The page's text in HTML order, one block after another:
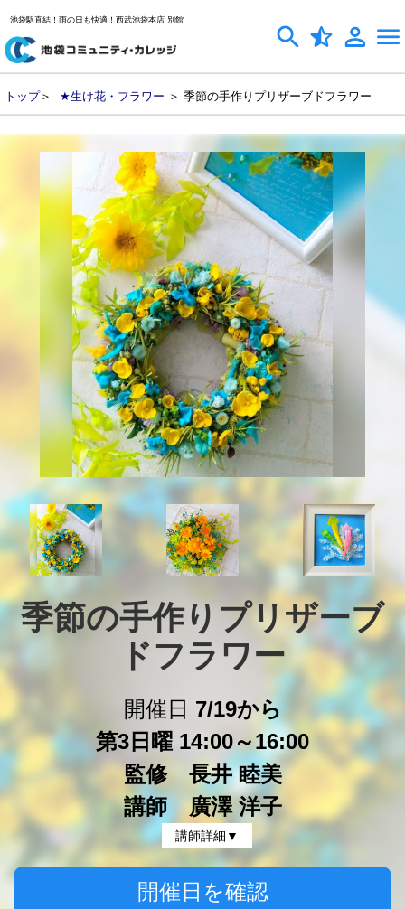
池袋駅直結！雨の日も快適！西武池袋本店 別館
トップ＞ ★生け花・フラワー ＞ 季節の手作りプリザーブドフラワー
季節の手作りプリザーブ
ドフラワー
開催日 7/19から
第3日曜 14:00～16:00
監修 長井 睦美
講師 廣澤 洋子
講師詳細▼
開催日を確認